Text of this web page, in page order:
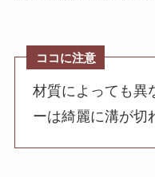
ココに注意
材質によっても異
ーは綺麗に溝が切